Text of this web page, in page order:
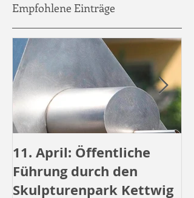
Empfohlene Einträge
11. April: Öffentliche
Führung durch den
Skulpturenpark Kettwig